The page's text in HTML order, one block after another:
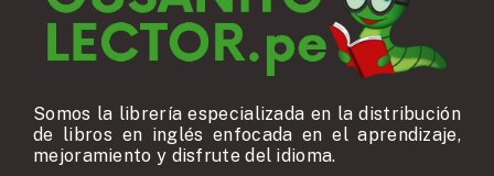
Somos la librería especializada en la distribución
de libros en inglés enfocada en el aprendizaje,
mejoramiento y disfrute del idioma.